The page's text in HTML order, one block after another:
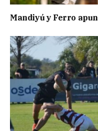
Mandiyú y Ferro